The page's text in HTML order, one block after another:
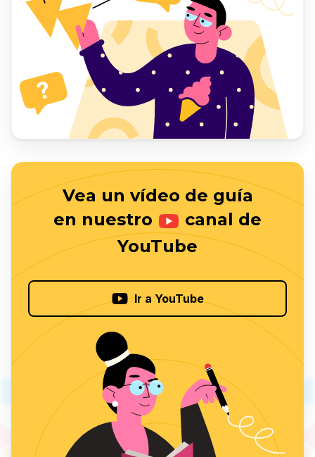
Vea un vídeo de guía
en nuestro
canal de
YouTube
Ir a YouTube